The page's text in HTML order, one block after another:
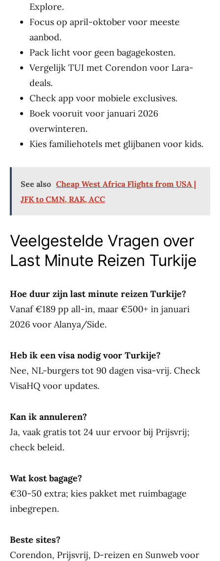
Explore.
Focus op april-oktober voor meeste
aanbod.
Pack licht voor geen bagagekosten.
Vergelijk TUI met Corendon voor Lara-
deals.
Check app voor mobiele exclusives.
Boek vooruit voor januari 2026
overwinteren.
Kies familiehotels met glijbanen voor kids.
See also Cheap West Africa Flights from USA |
JFK to CMN, RAK, ACC
Veelgestelde Vragen over
Last Minute Reizen Turkije
Hoe duur zijn last minute reizen Turkije?
Vanaf €189 pp all-in, maar €500+ in januari
2026 voor Alanya/Side.
Heb ik een visa nodig voor Turkije?
Nee, NL-burgers tot 90 dagen visa-vrij. Check
VisaHQ voor updates.
Kan ik annuleren?
Ja, vaak gratis tot 24 uur ervoor bij Prijsvrij;
check beleid.
Wat kost bagage?
€30-50 extra; kies pakket met ruimbagage
inbegrepen.
Beste sites?
Corendon, Prijsvrij, D-reizen en Sunweb voor